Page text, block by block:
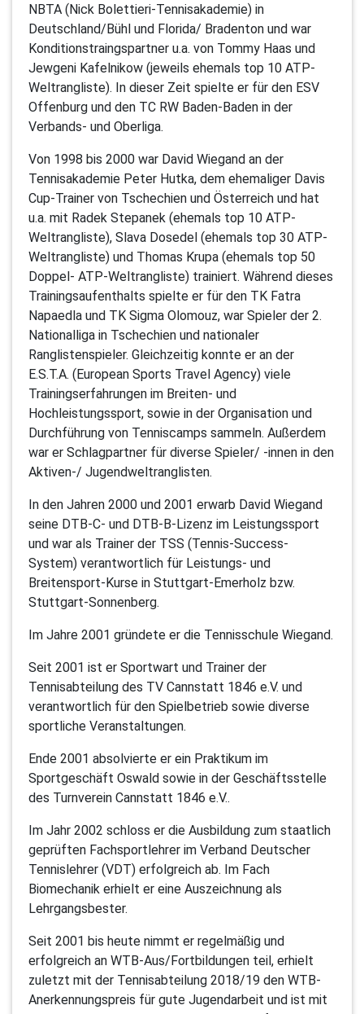
NBTA (Nick Bolettieri-Tennisakademie) in
Deutschland/Bühl und Florida/ Bradenton und war
Konditionstraingspartner u.a. von Tommy Haas und
Jewgeni Kafelnikow (jeweils ehemals top 10 ATP-
Weltrangliste). In dieser Zeit spielte er für den ESV
Offenburg und den TC RW Baden-Baden in der
Verbands- und Oberliga.
Von 1998 bis 2000 war David Wiegand an der
Tennisakademie Peter Hutka, dem ehemaliger Davis
Cup-Trainer von Tschechien und Österreich und hat
u.a. mit Radek Stepanek (ehemals top 10 ATP-
Weltrangliste), Slava Dosedel (ehemals top 30 ATP-
Weltrangliste) und Thomas Krupa (ehemals top 50
Doppel- ATP-Weltrangliste) trainiert. Während dieses
Trainingsaufenthalts spielte er für den TK Fatra
Napaedla und TK Sigma Olomouz, war Spieler der 2.
Nationalliga in Tschechien und nationaler
Ranglistenspieler. Gleichzeitig konnte er an der
E.S.T.A. (European Sports Travel Agency) viele
Trainingserfahrungen im Breiten- und
Hochleistungssport, sowie in der Organisation und
Durchführung von Tenniscamps sammeln. Außerdem
war er Schlagpartner für diverse Spieler/ -innen in den
Aktiven-/ Jugendweltranglisten.
In den Jahren 2000 und 2001 erwarb David Wiegand
seine DTB-C- und DTB-B-Lizenz im Leistungssport
und war als Trainer der TSS (Tennis-Success-
System) verantwortlich für Leistungs- und
Breitensport-Kurse in Stuttgart-Emerholz bzw.
Stuttgart-Sonnenberg.
Im Jahre 2001 gründete er die Tennisschule Wiegand.
Seit 2001 ist er Sportwart und Trainer der
Tennisabteilung des TV Cannstatt 1846 e.V. und
verantwortlich für den Spielbetrieb sowie diverse
sportliche Veranstaltungen.
Ende 2001 absolvierte er ein Praktikum im
Sportgeschäft Oswald sowie in der Geschäftsstelle
des Turnverein Cannstatt 1846 e.V..
Im Jahr 2002 schloss er die Ausbildung zum staatlich
geprüften Fachsportlehrer im Verband Deutscher
Tennislehrer (VDT) erfolgreich ab. Im Fach
Biomechanik erhielt er eine Auszeichnung als
Lehrgangsbester.
Seit 2001 bis heute nimmt er regelmäßig und
erfolgreich an WTB-Aus/Fortbildungen teil, erhielt
zuletzt mit der Tennisabteilung 2018/19 den WTB-
Anerkennungspreis für gute Jugendarbeit und ist mit